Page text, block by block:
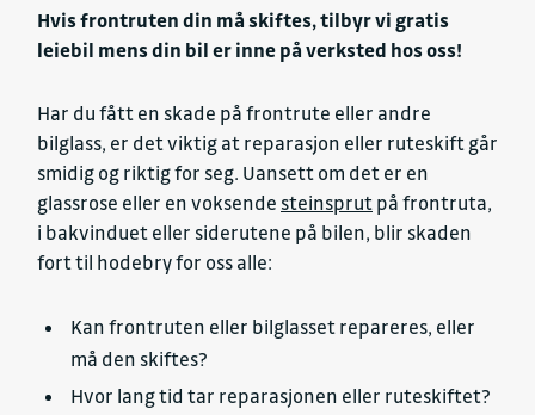
Hvis frontruten din må skiftes, tilbyr vi gratis
leiebil mens din bil er inne på verksted hos oss!
Har du fått en skade på frontrute eller andre
bilglass, er det viktig at reparasjon eller ruteskift går
smidig og riktig for seg. Uansett om det er en
glassrose eller en voksende steinsprut på frontruta,
i bakvinduet eller siderutene på bilen, blir skaden
fort til hodebry for oss alle:
Kan frontruten eller bilglasset repareres, eller
må den skiftes?
Hvor lang tid tar reparasjonen eller ruteskiftet?